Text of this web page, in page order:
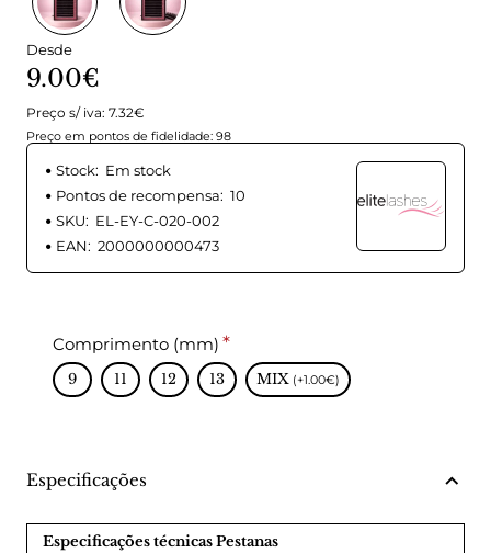
Desde
9.00€
Preço s/ iva: 7.32€
Preço em pontos de fidelidade: 98
Stock: Em stock
Pontos de recompensa: 10
SKU: EL-EY-C-020-002
EAN: 2000000000473
Comprimento (mm)
9 11 12 13 MIX (+1.00€)
Especificações
Especificações técnicas Pestanas